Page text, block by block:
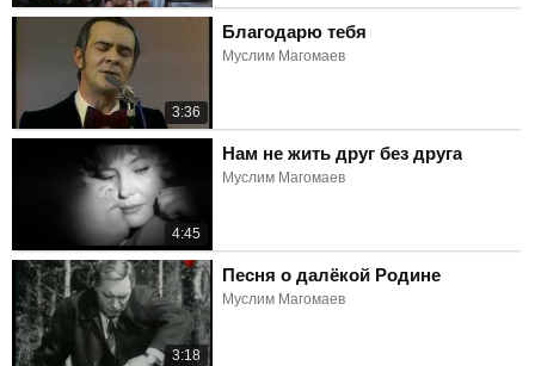
3:36
Благодарю тебя
Муслим Магомаев
4:45
Нам не жить друг без друга
Муслим Магомаев
3:18
Песня о далёкой Родине
Муслим Магомаев